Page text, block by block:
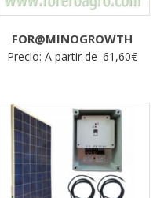
FOR@MINOGROWTH
Precio: A partir de 61,60€